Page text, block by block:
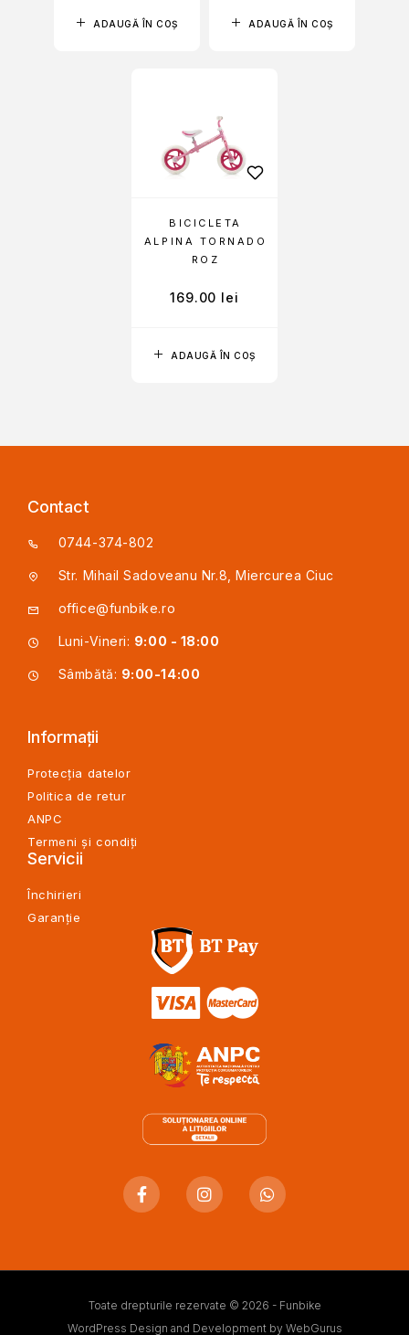
ADAUGĂ ÎN COȘ ADAUGĂ ÎN COȘ
ADAUGĂ ÎN COȘ
BICICLETA
ALPINA TORNADO
ROZ
169.00 lei
Contact
0744-374-802
Str. Mihail Sadoveanu Nr.8, Miercurea Ciuc
office@funbike.ro
Luni-Vineri: 9:00 - 18:00
Sâmbătă: 9:00-14:00
Informații
Protecția datelor
Politica de retur
ANPC
Termeni și condiți
Servicii
Închirieri
Garanție
Toate drepturile rezervate © 2026 - Funbike
WordPress Design and Development by WebGurus